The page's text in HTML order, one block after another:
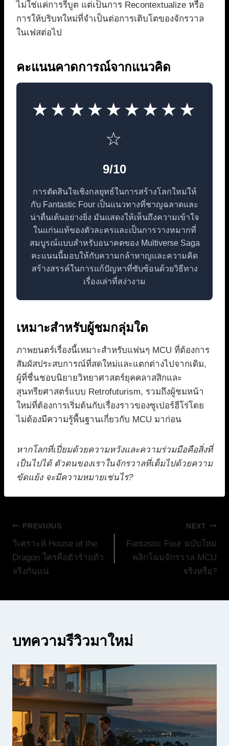
ไม่ใช่แค่การรีบูต แต่เป็นการ Recontextualize หรือ
การให้บริบทใหม่ที่จำเป็นต่อการเติบโตของจักรวาล
ในเฟสต่อไป
คะแนนคาดการณ์จากแนวคิด
★★★★★★★★★
☆
9/10
การตัดสินใจเชิงกลยุทธ์ในการสร้างโลกใหม่ให้
กับ Fantastic Four เป็นแนวทางที่ชาญฉลาดและ
น่าตื่นเต้นอย่างยิ่ง มันแสดงให้เห็นถึงความเข้าใจ
ในแก่นแท้ของตัวละครและเป็นการวางหมากที่
สมบูรณ์แบบสำหรับอนาคตของ Multiverse Saga
คะแนนนี้มอบให้กับความกล้าหาญและความคิด
สร้างสรรค์ในการแก้ปัญหาที่ซับซ้อนด้วยวิธีทาง
เรื่องเล่าที่สง่างาม
เหมาะสำหรับผู้ชมกลุ่มใด
ภาพยนตร์เรื่องนี้เหมาะสำหรับแฟนๆ MCU ที่ต้องการ
สัมผัสประสบการณ์ที่สดใหม่และแตกต่างไปจากเดิม,
ผู้ที่ชื่นชอบนิยายวิทยาศาสตร์ยุคคลาสสิกและ
สุนทรียศาสตร์แบบ Retrofuturism, รวมถึงผู้ชมหน้า
ใหม่ที่ต้องการเริ่มต้นกับเรื่องราวของซูเปอร์ฮีโร่โดย
ไม่ต้องมีความรู้พื้นฐานเกี่ยวกับ MCU มาก่อน
หากโลกที่เปี่ยมด้วยความหวังและความร่วมมือคือสิ่งที่
เป็นไปได้ ตัวตนของเราในจักรวาลที่เต็มไปด้วยความ
ขัดแย้ง จะมีความหมายเช่นไร?
แนะแนว
เรื่อง
PREVIOUS
วิเคราะห์ House of the
Dragon ใครคือตัวร้ายตัว
จริงกันแน่
NEXT
Fantastic Four ฉบับใหม่
พลิกโฉมจักรวาล MCU
จริงหรือ?
บทความรีวิวมาใหม่